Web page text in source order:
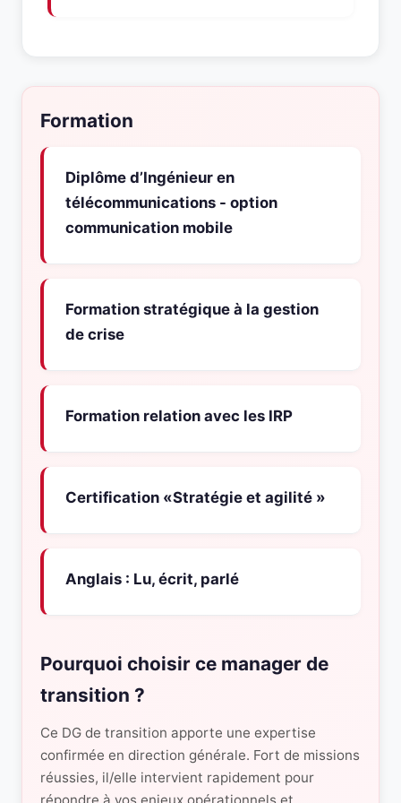
Formation
Diplôme d’Ingénieur en
télécommunications - option
communication mobile
Formation stratégique à la gestion
de crise
Formation relation avec les IRP
Certification «Stratégie et agilité »
Anglais : Lu, écrit, parlé
Pourquoi choisir ce manager de
transition ?
Ce DG de transition apporte une expertise
confirmée en direction générale. Fort de missions
réussies, il/elle intervient rapidement pour